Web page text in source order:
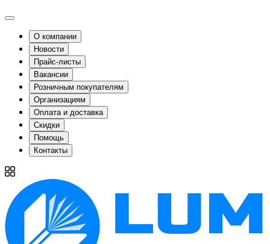
О компании
Новости
Прайс-листы
Вакансии
Розничным покупателям
Организациям
Оплата и доставка
Скидки
Помощь
Контакты